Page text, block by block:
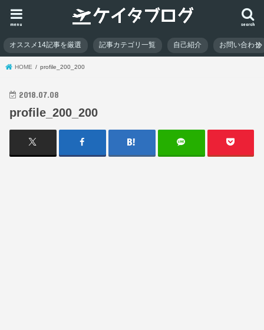
search
menu
オススメ14記事を厳選 記事カテゴリ一覧 自己紹介 お問い合わせ
HOME profile_200_200
2018.07.08
profile_200_200